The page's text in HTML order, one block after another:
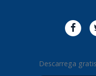
Descarrega